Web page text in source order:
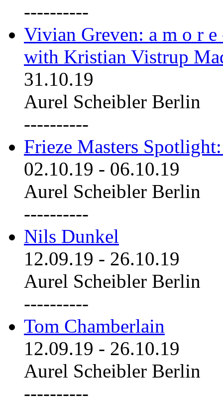
----------
Vivian Greven: a m o r
with Kristian Vistrup
31.10.19
Aurel Scheibler Berlin
----------
Frieze Masters
02.10.19 - 06.10.19
Aurel Scheibler Berlin
----------
Nils Dunkel
12.09.19 - 26.10.19
Aurel Scheibler Berlin
----------
Tom Chamberlain
12.09.19 - 26.10.19
Aurel Scheibler Berlin
----------